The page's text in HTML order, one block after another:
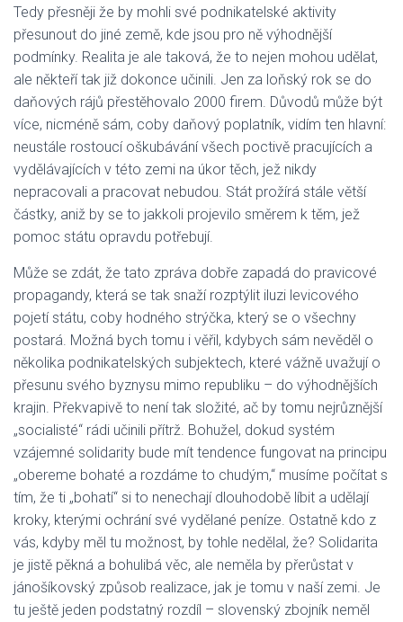
Tedy přesněji že by mohli své podnikatelské aktivity
přesunout do jiné země, kde jsou pro ně výhodnější
podmínky. Realita je ale taková, že to nejen mohou udělat,
ale někteří tak již dokonce učinili. Jen za loňský rok se do
daňových rájů přestěhovalo 2000 firem. Důvodů může být
více, nicméně sám, coby daňový poplatník, vidím ten hlavní:
neustále rostoucí oškubávání všech poctivě pracujících a
vydělávajících v této zemi na úkor těch, jež nikdy
nepracovali a pracovat nebudou. Stát prožírá stále větší
částky, aniž by se to jakkoli projevilo směrem k těm, jež
pomoc státu opravdu potřebují.
Může se zdát, že tato zpráva dobře zapadá do pravicové
propagandy, která se tak snaží rozptýlit iluzi levicového
pojetí státu, coby hodného strýčka, který se o všechny
postará. Možná bych tomu i věřil, kdybych sám nevěděl o
několika podnikatelských subjektech, které vážně uvažují o
přesunu svého byznysu mimo republiku – do výhodnějších
krajin. Překvapivě to není tak složité, ač by tomu nejrůznější
„socialisté“ rádi učinili přítrž. Bohužel, dokud systém
vzájemné solidarity bude mít tendence fungovat na principu
„obereme bohaté a rozdáme to chudým,“ musíme počítat s
tím, že ti „bohatí“ si to nenechají dlouhodobě líbit a udělají
kroky, kterými ochrání své vydělané peníze. Ostatně kdo z
vás, kdyby měl tu možnost, by tohle nedělal, že? Solidarita
je jistě pěkná a bohulibá věc, ale neměla by přerůstat v
jánošíkovský způsob realizace, jak je tomu v naší zemi. Je
tu ještě jeden podstatný rozdíl – slovenský zbojník neměl